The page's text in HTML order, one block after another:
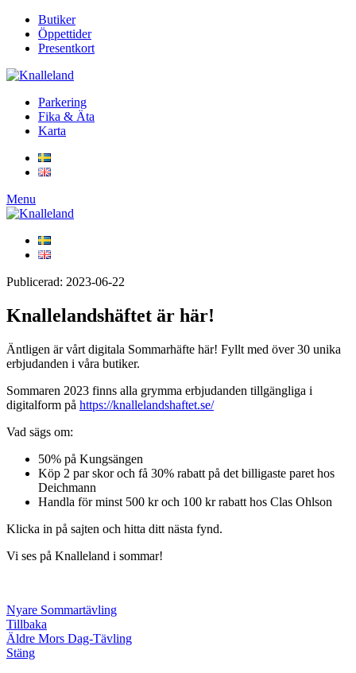
Butiker
Öppettider
Presentkort
Parkering
Fika & Äta
Karta
Menu
Publicerad: 2023-06-22
Knallelandshäftet är här!
Äntligen är vårt digitala Sommarhäfte här! Fyllt med över 30 unika
erbjudanden i våra butiker.
Sommaren 2023 finns alla grymma erbjudanden tillgängliga i
digitalform på https://knallelandshaftet.se/
Vad sägs om:
50% på Kungsängen
Köp 2 par skor och få 30% rabatt på det billigaste paret hos
Deichmann
Handla för minst 500 kr och 100 kr rabatt hos Clas Ohlson
Klicka in på sajten och hitta ditt nästa fynd.
Vi ses på Knalleland i sommar!
Nyare Sommartävling
Tillbaka
Äldre Mors Dag-Tävling
Stäng